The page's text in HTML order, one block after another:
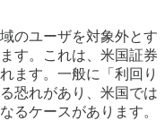
のユーザを対象外とす
す。これは、米国証券
ます。一般に「利回り
恐れがあり、米国では
るケースがあります。